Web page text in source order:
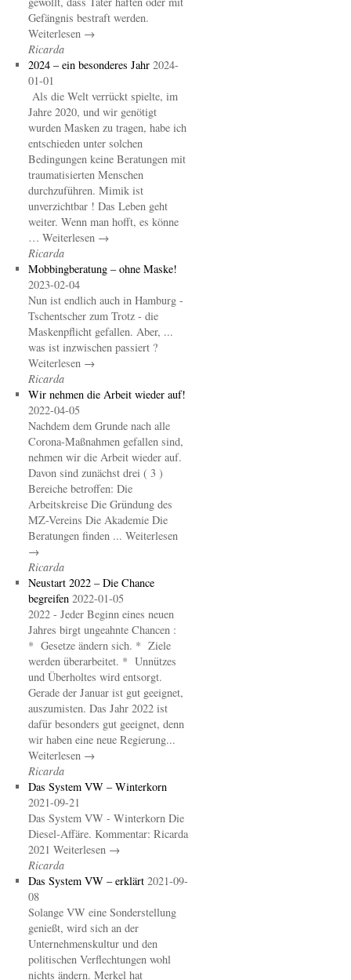
Gefängnis bestraft werden.
Weiterlesen →
Ricarda
2024 – ein besonderes Jahr 2024-
01-01
Als die Welt verrückt spielte, im
Jahre 2020, und wir genötigt
wurden Masken zu tragen, habe ich
entschieden unter solchen
Bedingungen keine Beratungen mit
traumatisierten Menschen
durchzuführen. Mimik ist
unverzichtbar ! Das Leben geht
weiter. Wenn man hofft, es könne
… Weiterlesen →
Ricarda
Mobbingberatung – ohne Maske!
2023-02-04
Nun ist endlich auch in Hamburg -
Tschentscher zum Trotz - die
Maskenpflicht gefallen. Aber, ...
was ist inzwischen passiert ?
Weiterlesen →
Ricarda
Wir nehmen die Arbeit wieder auf!
2022-04-05
Nachdem dem Grunde nach alle
Corona-Maßnahmen gefallen sind,
nehmen wir die Arbeit wieder auf.
Davon sind zunächst drei ( 3 )
Bereiche betroffen: Die
Arbeitskreise Die Gründung des
MZ-Vereins Die Akademie Die
Beratungen finden ... Weiterlesen
→
Ricarda
Neustart 2022 – Die Chance
begreifen 2022-01-05
2022 - Jeder Beginn eines neuen
Jahres birgt ungeahnte Chancen :
* Gesetze ändern sich. * Ziele
werden überarbeitet. * Unnützes
und Überholtes wird entsorgt.
Gerade der Januar ist gut geeignet,
auszumisten. Das Jahr 2022 ist
dafür besonders gut geeignet, denn
wir haben eine neue Regierung...
Weiterlesen →
Ricarda
Das System VW – Winterkorn
2021-09-21
Das System VW - Winterkorn Die
Diesel-Affäre. Kommentar: Ricarda
2021 Weiterlesen →
Ricarda
Das System VW – erklärt 2021-09-
08
Solange VW eine Sonderstellung
genießt, wird sich an der
Unternehmenskultur und den
politischen Verflechtungen wohl
nichts ändern. Merkel hat